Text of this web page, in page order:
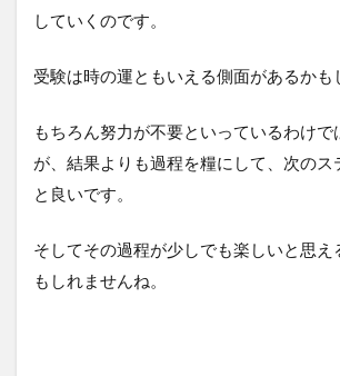
していくのです。
受験は時の運ともいえる側面があるかも
もちろん努力が不要といっているわけで
が、結果よりも過程を糧にして、次のス
と良いです。
そしてその過程が少しでも楽しいと思え
もしれませんね。